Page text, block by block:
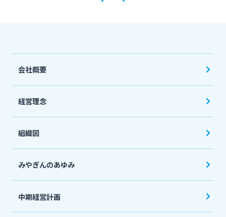
会社概要
経営理念
組織図
みやぎんのあゆみ
中期経営計画